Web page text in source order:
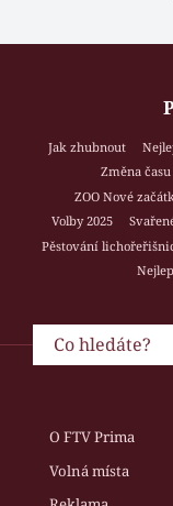
Jak zhubnout
Změna času
ZOO Nové
Volby 2025
Pěstování
O FTV Prima
Volná místa